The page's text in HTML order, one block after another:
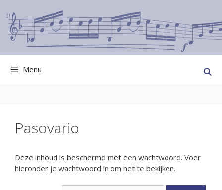
naar
inhoud
Menu
Pasovario
Deze inhoud is beschermd met een wachtwoord. Voer
hieronder je wachtwoord in om het te bekijken.